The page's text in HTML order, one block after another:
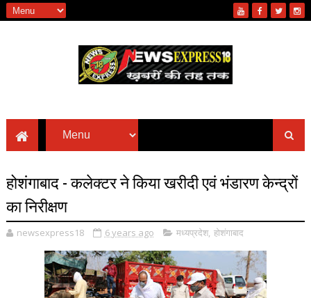
होशंगाबाद - कलेक्टर ने किया खरीदी एवं भंडारण केन्द्रों
का निरीक्षण
newsexpress18 6 years ago मध्यप्रदेश, होशंगाबाद